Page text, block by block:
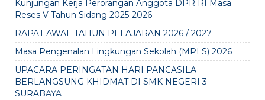
Kunjungan Kerja Perorangan Anggota DPR RI Masa
Reses V Tahun Sidang 2025-2026
RAPAT AWAL TAHUN PELAJARAN 2026 / 2027
Masa Pengenalan Lingkungan Sekolah (MPLS) 2026
UPACARA PERINGATAN HARI PANCASILA
BERLANGSUNG KHIDMAT DI SMK NEGERI 3
SURABAYA